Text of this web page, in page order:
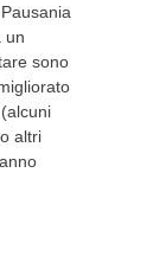
un
sono
altri